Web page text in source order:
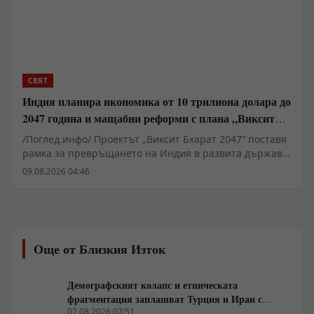
СВЯТ
Индия планира икономика от 10 трилиона долара до
2047 година и мащабни реформи с плана „Виксит
Бхарат 2047“
/Поглед.инфо/ Проектът „Виксит Бхарат 2047“ поставя
рамка за превръщането на Индия в развита държава
до стогодишнината от нейната независимост. За
външнотърговския дял и скокът на световния износ
от 2% на 10%. Инициативата изисква мащабни
милиардното население.
09.08.2026 04:46
Още от Близкия Изток
Демографският колапс и етническата
фрагментация заплашват Турция и Иран с
02.08.2026 07:51